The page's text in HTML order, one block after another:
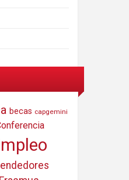
becas capgemini